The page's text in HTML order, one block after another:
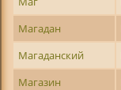
Магадан
Магаданский
Магазин